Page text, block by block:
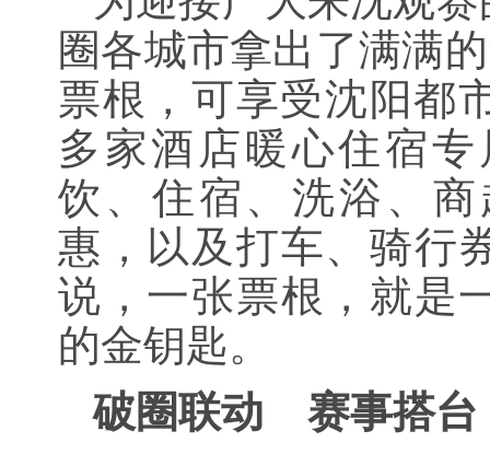
圈各城市拿出了满满
票根，可享受沈阳都
多家酒店暖心住宿
饮、住宿、洗浴、
惠，以及打车、骑行
说，一张票根，就是
的金钥匙。
破圈联动 赛事搭台